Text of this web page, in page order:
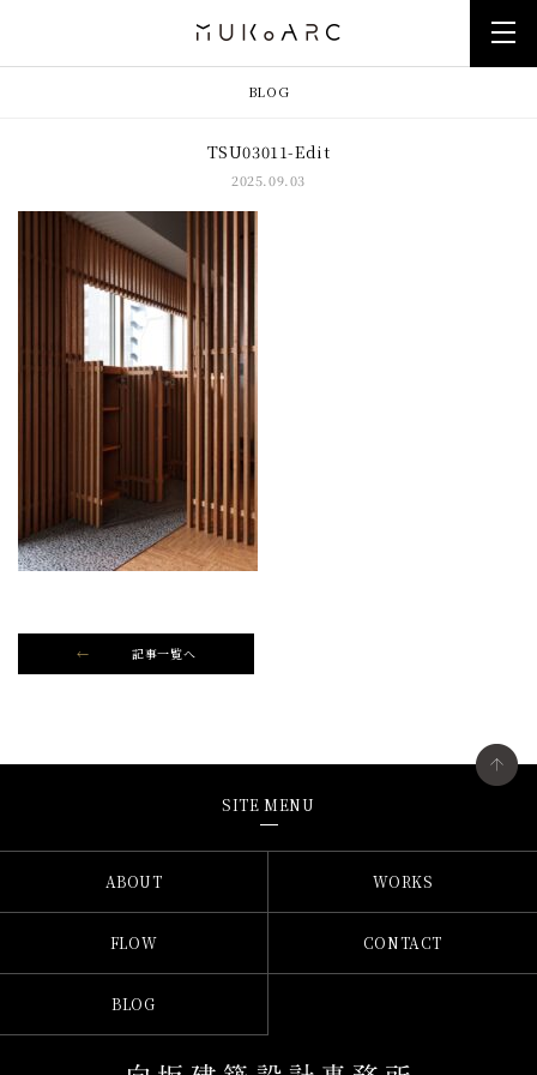
BLOG
TSU03011-Edit
2025.09.03
記事一覧へ
SITE MENU
ABOUT WORKS
FLOW CONTACT
BLOG